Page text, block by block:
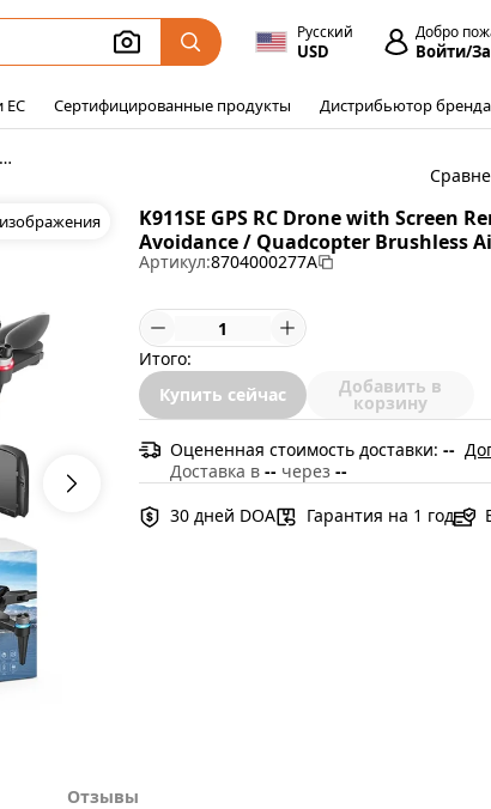
Русский
USD
Добро
Войти/
ЕС Сертифицированные продукты Дистрибьютор бренда
Аксессуары для RC Drones
Отзывы
K911SE GPS RC Drone with Screen
Avoidance / Quadcopter Brushless
Артикул:8704000277A
Итого:
Купить сейчас
Добавить в
корзину
Оцененная стоимость доставки: --
Доставка в -- через --
30 дней DOA
Гарантия на 1 год